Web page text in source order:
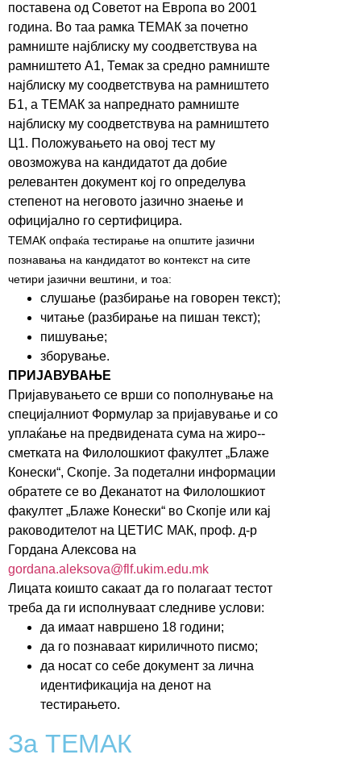
поставена од Советот на Европа во 2001
година. Во таа рамка ТЕМАК за почетно
рамниште најблиску му соодветствува на
рамништето А1, Темак за средно рамниште
најблиску му соодветствува на рамништето
Б1, а ТЕМАК за напреднато рамниште
најблиску му соодветствува на рамништето
Ц1. Положувањето на овој тест му
овозможува на кандидатот да добие
релевантен документ кој го определува
степенот на неговото јазично знаење и
официјално го сертифицира.
ТЕМАК опфаќа тестирање на општите јазични
познавања на кандидатот во контекст на сите
четири јазични вештини, и тоа:
слушање (разбирање на говорен текст);
читање (разбирање на пишан текст);
пишување;
зборување.
ПРИЈАВУВАЊЕ
Пријавувањето се врши со пополнување на
специјалниот Формулар за пријавување и со
уплаќање на предвидената сума на жиро-­
сметката на Филолошкиот факултет „Блаже
Конески“, Скопје. За подетални информации
обратете се во Деканатот на Филолошкиот
факултет „Блаже Конески“ во Скопје или кај
раководителот на ЦЕТИС МАК, проф. д-­р
Гордана Алексова на
gordana.aleksova@flf.ukim.edu.mk
Лицата коишто сакаат да го полагаат тестот
треба да ги исполнуваат следниве услови:
да имаат навршено 18 години;
да го познаваат кириличното писмо;
да носат со себе документ за лична
идентификација на денот на
тестирањето.
За ТЕМАК